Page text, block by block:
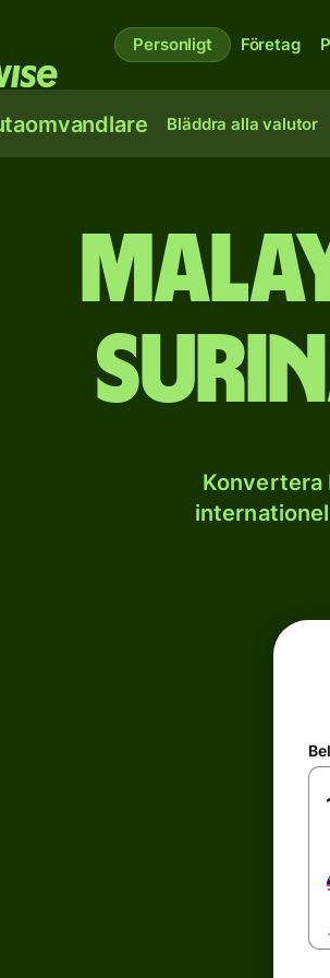
Personligt Företag
Bläddra alla valutor
Konvertera